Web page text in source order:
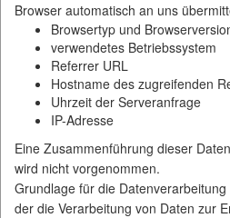
Browser automatisch an uns
Browsertyp und
verwendetes Betriebssystem
Referrer URL
Hostname des zugreifenden
Uhrzeit der Serveranfrage
IP-Adresse
Eine Zusammenführung dieser
wird nicht vorgenommen.
Grundlage für die
der die Verarbeitung von Daten zur